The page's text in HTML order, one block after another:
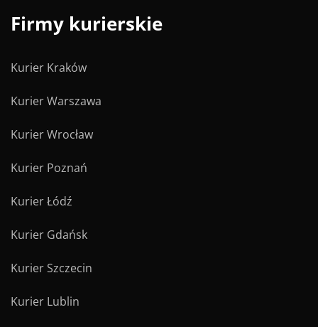
Firmy kurierskie
Kurier Kraków
Kurier Warszawa
Kurier Wrocław
Kurier Poznań
Kurier Łódź
Kurier Gdańsk
Kurier Szczecin
Kurier Lublin